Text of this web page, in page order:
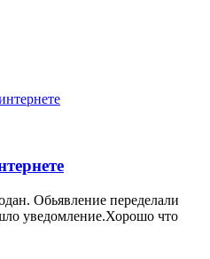
Обьявление переделали
уведомление.Хорошо что